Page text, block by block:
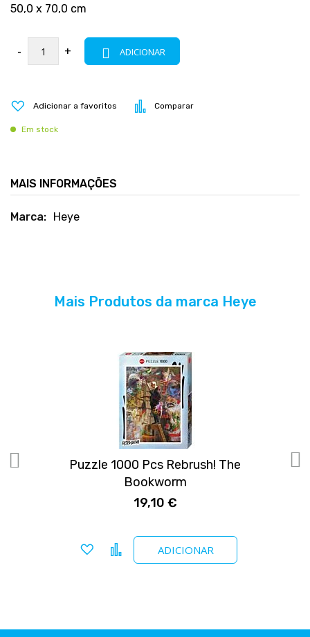
50,0 x 70,0 cm
- + ADICIONAR
Adicionar a favoritos Comparar
Em stock
MAIS INFORMAÇÕES
Mais
Heye
Mais Produtos da marca Heye
Puzzle 1000 Pcs Rebrush! The
Bookworm
19,10 €
ADICIONAR
Adicionar a favoritos
Comparar